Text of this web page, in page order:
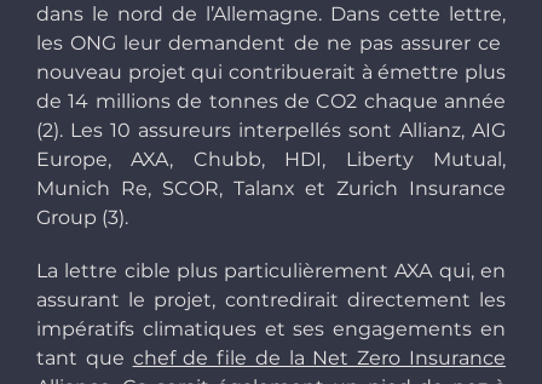
dans le nord de l’Allemagne. Dans cette lettre,
les ONG leur demandent de ne pas assurer ce
nouveau projet qui contribuerait à émettre plus
de 14 millions de tonnes de CO2 chaque année
(2). Les 10 assureurs interpellés sont Allianz, AIG
Europe, AXA, Chubb, HDI, Liberty Mutual,
Munich Re, SCOR, Talanx et Zurich Insurance
Group (3).
La lettre cible plus particulièrement AXA qui, en
assurant le projet, contredirait directement les
impératifs climatiques et ses engagements en
tant que chef de file de la Net Zero Insurance